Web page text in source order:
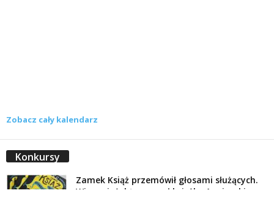
Zobacz cały kalendarz
Konkursy
Zamek Książ przemówił głosami służących.
Wiemy już, kto wygrał książkę Agnieszki...